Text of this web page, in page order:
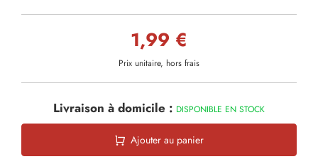
1,99 €
Prix unitaire, hors frais
Livraison à domicile : DISPONIBLE EN STOCK
Ajouter au panier